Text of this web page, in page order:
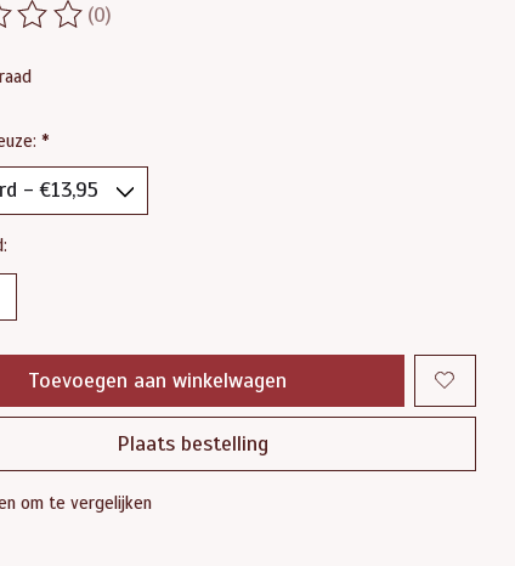
van dit product is
(0)
*
Toevoegen aan winkelwagen
Plaats bestelling
om te vergelijken